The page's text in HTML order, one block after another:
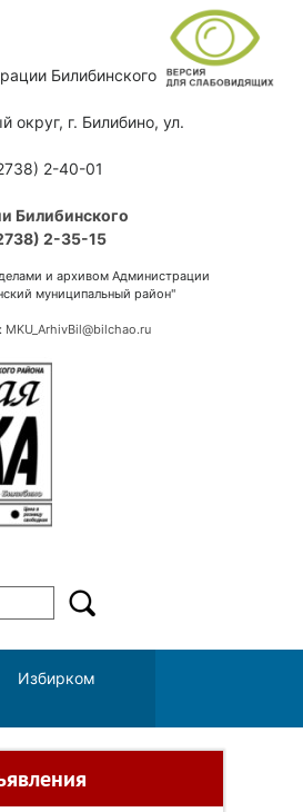
Билибинского
округ, г. Билибино, ул.
2-40-01
Билибинского
2-35-15
и архивом Администрации
муниципальный район"
MKU_ArhivBil@bilchao.ru
Избирком